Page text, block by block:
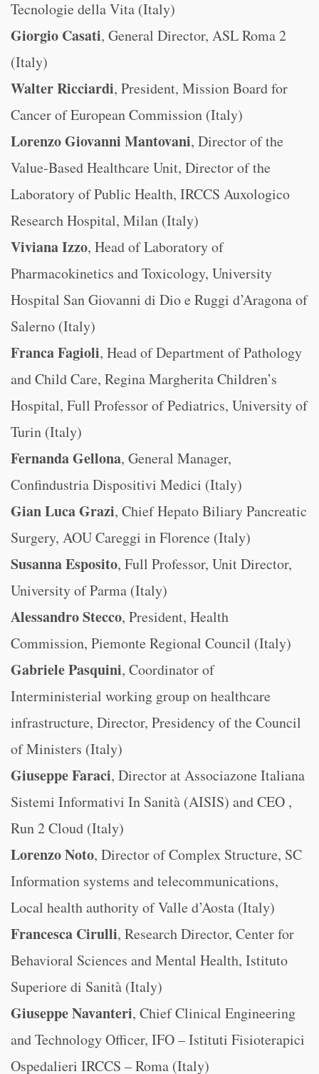
Tecnologie della Vita (Italy)
Giorgio Casati, General Director, ASL Roma 2
(Italy)
Walter Ricciardi, President, Mission Board for
Cancer of European Commission (Italy)
Lorenzo Giovanni Mantovani, Director of the
Value-Based Healthcare Unit, Director of the
Laboratory of Public Health, IRCCS Auxologico
Research Hospital, Milan (Italy)
Viviana Izzo, Head of Laboratory of
Pharmacokinetics and Toxicology, University
Hospital San Giovanni di Dio e Ruggi d’Aragona of
Salerno (Italy)
Franca Fagioli, Head of Department of Pathology
and Child Care, Regina Margherita Children’s
Hospital, Full Professor of Pediatrics, University of
Turin (Italy)
Fernanda Gellona, General Manager,
Confindustria Dispositivi Medici (Italy)
Gian Luca Grazi, Chief Hepato Biliary Pancreatic
Surgery, AOU Careggi in Florence (Italy)
Susanna Esposito, Full Professor, Unit Director,
University of Parma (Italy)
Alessandro Stecco, President, Health
Commission, Piemonte Regional Council (Italy)
Gabriele Pasquini, Coordinator of
Interministerial working group on healthcare
infrastructure, Director, Presidency of the Council
of Ministers (Italy)
Giuseppe Faraci, Director at Associazone Italiana
Sistemi Informativi In Sanità (AISIS) and CEO ,
Run 2 Cloud (Italy)
Lorenzo Noto, Director of Complex Structure, SC
Information systems and telecommunications,
Local health authority of Valle d’Aosta (Italy)
Francesca Cirulli, Research Director, Center for
Behavioral Sciences and Mental Health, Istituto
Superiore di Sanità (Italy)
Giuseppe Navanteri, Chief Clinical Engineering
and Technology Officer, IFO – Istituti Fisioterapici
Ospedalieri IRCCS – Roma (Italy)